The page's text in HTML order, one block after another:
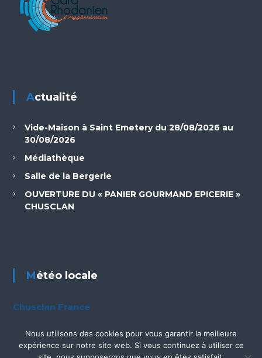
Actualité
Vide-Maison à Saint Emetery du 28/08/2026 au
30/08/2026
Médiathèque
Salle de la Bergerie
OUVERTURE DU « PANIER GOURMAND EPICERIE »
CHUSCLAN
Météo locale
Chusclan France
Nous utilisons des cookies pour vous garantir la meilleure
expérience sur notre site web. Si vous continuez à utiliser ce